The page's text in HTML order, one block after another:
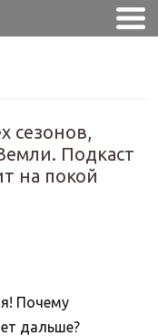
сезонов,
Подкаст
на покой
Почему
дальше?